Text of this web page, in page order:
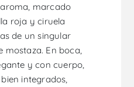
marcado
roja y ciruela
de un singular
mostaza. En boca,
y con cuerpo,
integrados,